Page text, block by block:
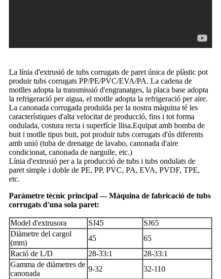
La línia d'extrusió de tubs corrugats de paret única de plàstic pot
produir tubs corrugats PP/PE/PVC/EVA/PA. La cadena de
motlles adopta la transmissió d'engranatges, la placa base adopta
la refrigeració per aigua, el motlle adopta la refrigeració per aire.
La canonada corrugada produïda per la nostra màquina té les
característiques d'alta velocitat de producció, fins i tot forma
ondulada, costura recta i superfície llisa.Equipat amb bomba de
buit i motlle tipus buit, pot produir tubs corrugats d'ús diferents
amb unió (tuba de drenatge de lavabo, canonada d'aire
condicionat, canonada de narguile, etc.)
Línia d'extrusió per a la producció de tubs i tubs ondulats de
paret simple i doble de PE, PP, PVC, PA, EVA, PVDF, TPE,
etc.
Paràmetre tècnic principal --- Màquina de fabricació de tubs
corrugats d'una sola paret:
Model d'extrusora SJ45
SJ65
Diàmetre del cargol
(mm)
45
65
Ració de L/D
28-33:1
28-33:1
Gamma de diàmetres de
canonada
9-32
32-110